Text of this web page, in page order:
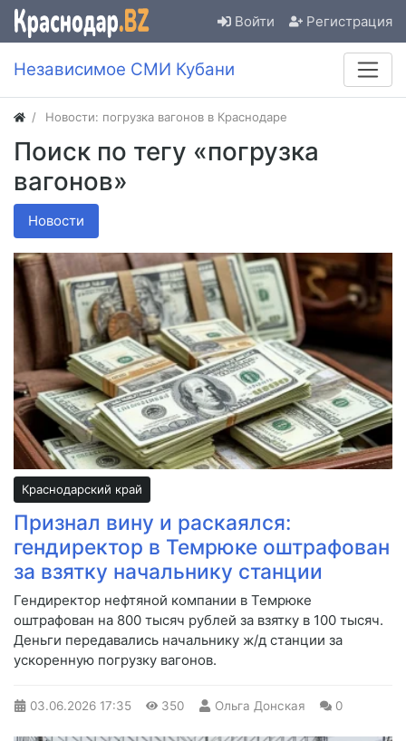
Войти Регистрация
Независимое СМИ Кубани
Новости: погрузка вагонов в Краснодаре
Поиск по тегу «погрузка
вагонов»
Новости
Краснодарский край
Признал вину и раскаялся:
гендиректор в Темрюке оштрафован
за взятку начальнику станции
Гендиректор нефтяной компании в Темрюке
оштрафован на 800 тысяч рублей за взятку в 100 тысяч.
Деньги передавались начальнику ж/д станции за
ускоренную погрузку вагонов.
03.06.2026 17:35 350 Ольга Донская 0